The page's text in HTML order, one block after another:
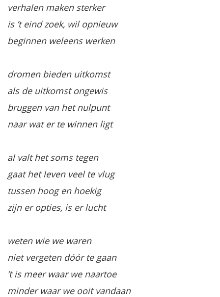
verhalen maken sterker
is ’t eind zoek, wil opnieuw
beginnen weleens werken
dromen bieden uitkomst
als de uitkomst ongewis
bruggen van het nulpunt
naar wat er te winnen ligt
al valt het soms tegen
gaat het leven veel te vlug
tussen hoog en hoekig
zijn er opties, is er lucht
weten wie we waren
niet vergeten dóór te gaan
’t is meer waar we naartoe
minder waar we ooit vandaan